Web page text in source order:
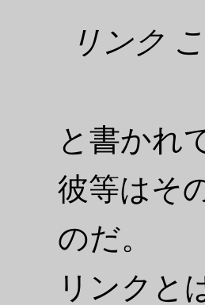
リンク
と書かれ
彼等はそ
のだ。
リンクと